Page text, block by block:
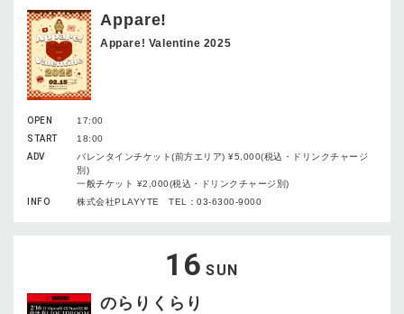
Appare!
Appare! Valentine 2025
OPEN
17:00
START
18:00
ADV
バレンタインチケット(前方エリア) ¥5,000(税込・ドリンクチャージ
別)
一般チケット ¥2,000(税込・ドリンクチャージ別)
INFO
株式会社PLAYYTE TEL：03-6300-9000
16 SUN
のらりくらり